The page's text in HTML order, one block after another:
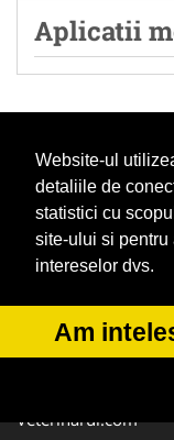
Website-ul
detaliile de
statistici cu
site-ului si pentru
intereselor dvs.
Am
Aplicatii
Linkuri
Cum platesc
Termeni si Conditii
Preturi Abonamente
Sustine
Veterinarul.com